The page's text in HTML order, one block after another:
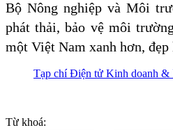
Bộ Nông nghiệp và Môi
phát thải, bảo vệ môi
một Việt Nam xanh hơn, đẹp
Tạp chí Điện tử Kinh doanh &
Từ khoá: